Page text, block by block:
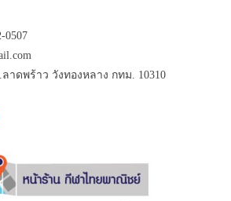
0507
าดพร้าว วังทองหลาง กทม. 10310